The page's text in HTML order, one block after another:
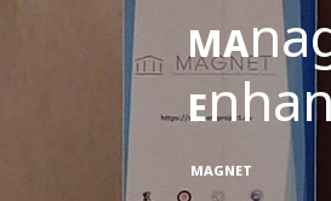
MA
E
MAGNET